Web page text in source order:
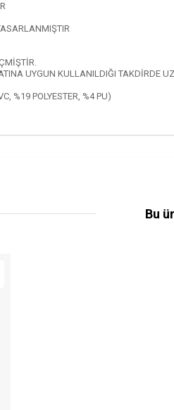
UYGUN KULLANILDIĞI TAKDİRDE
%19 POLYESTER, %4 PU)
Bu